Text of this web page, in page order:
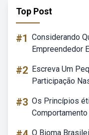
Top Post
#1 Considerando
Empreendedor
#2 Escreva Um
Participação
#3 Os Princípios
O Bioma